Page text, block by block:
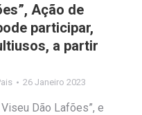
Ação de
participar,
a partir
26 Janeiro 2023
Dão Lafões”, e